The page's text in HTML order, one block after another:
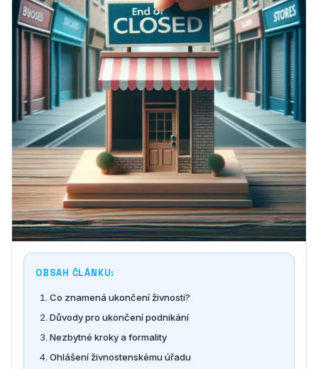
OBSAH ČLÁNKU:
Co znamená ukončení živnosti?
Důvody pro ukončení podnikání
Nezbytné kroky a formality
Ohlášení živnostenskému úřadu